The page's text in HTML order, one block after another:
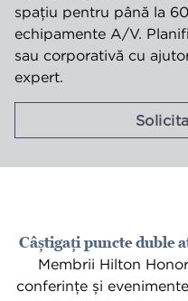
spațiu pentru până la
echipamente A/V.
sau corporativă cu
expert.
Câștigați puncte duble
Membrii Hilton
conferințe și